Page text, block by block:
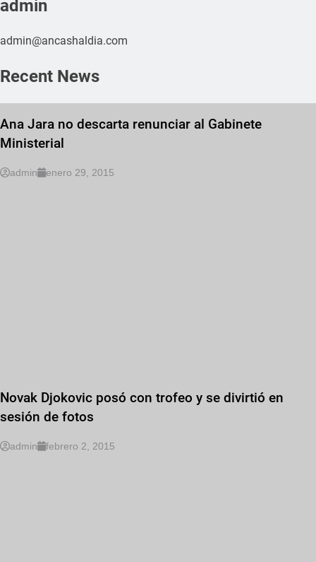
admin
admin@ancashaldia.com
Recent News
Ana Jara no descarta renunciar al Gabinete
Ministerial
admin enero 29, 2015
Novak Djokovic posó con trofeo y se divirtió en
sesión de fotos
admin febrero 2, 2015